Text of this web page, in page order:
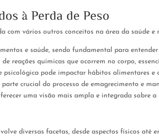
à Perda de Peso
com vários outros conceitos na área da saúde e
e saúde, sendo fundamental para
de reações químicas que ocorrem no corpo,
psicológica pode impactar hábitos alimentares e
crucial do processo de emagrecimento e
uma visão mais ampla e integrada sobre
diversas facetas, desde aspectos físicos até